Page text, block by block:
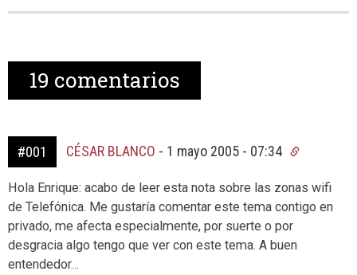
19 comentarios
#001 CÉSAR BLANCO - 1 mayo 2005 - 07:34
Hola Enrique: acabo de leer esta nota sobre las zonas wifi
de Telefónica. Me gustaría comentar este tema contigo en
privado, me afecta especialmente, por suerte o por
desgracia algo tengo que ver con este tema. A buen
entendedor…